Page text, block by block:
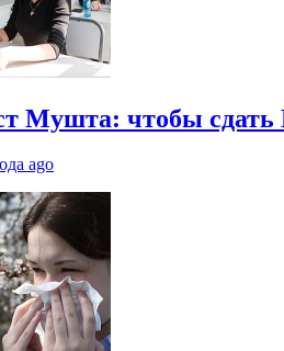
Мушта: чтобы сдать
ago